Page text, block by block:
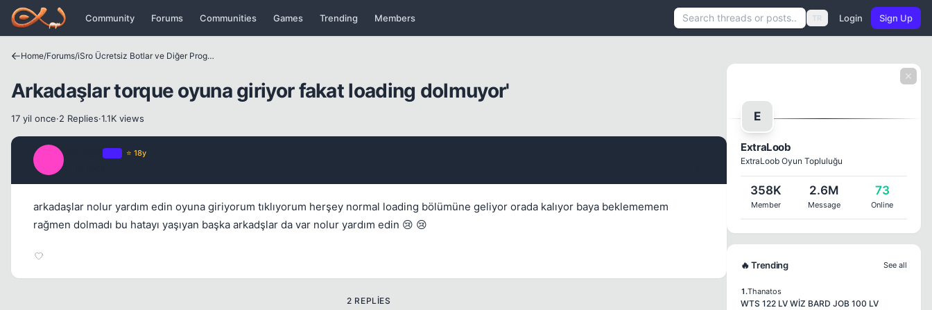
Icerige atla
Community Forums Communities Games Trending Members TR Login Sign Up
Home/Forums/ iSro Ücretsiz Botlar ve Diğer Programlar
Arkadaşlar torque oyuna giriyor fakat loading dolmuyor'
17 yil once·2 Replies·1.1K views
⭐ 18y
arkadaşlar nolur yardım edin oyuna giriyorum tıklıyorum herşey normal loading bölümüne geliyor orada kalıyor baya beklememem
rağmen dolmadı bu hatayı yaşıyan başka arkadşlar da var nolur yardım edin 😢 😢
2 REPLIES
E
ExtraLoob
ExtraLoob Oyun Topluluğu
358K
Member
2.6M
Message
73
Online
🔥 Trending See all
1.Thanatos
WTS 122 LV WİZ BARD JOB 100 LV